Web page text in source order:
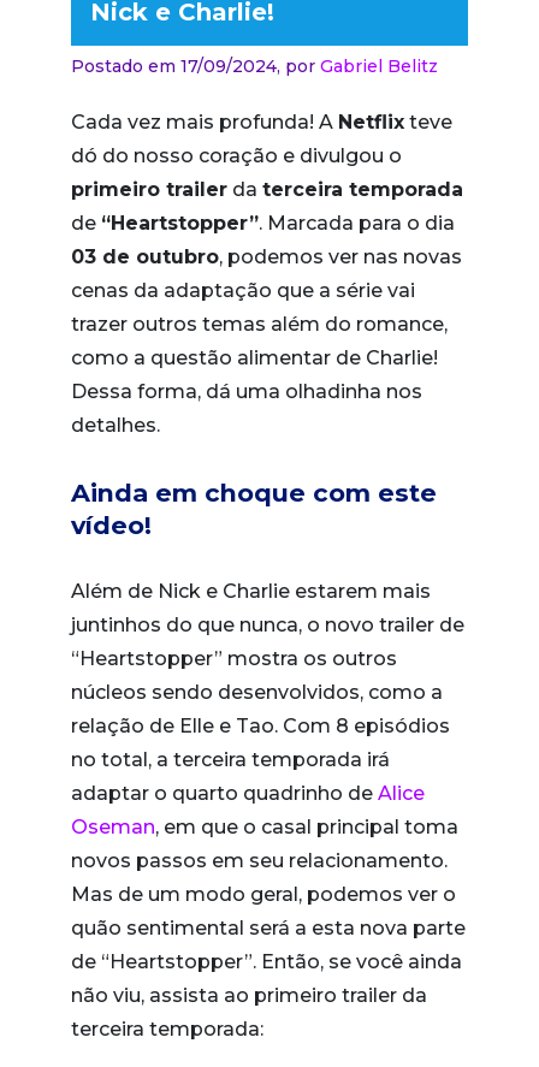
Nick e Charlie!
Postado em 17/09/2024, por Gabriel Belitz
Cada vez mais profunda! A Netflix teve
dó do nosso coração e divulgou o
primeiro trailer da terceira temporada
de “Heartstopper”. Marcada para o dia
03 de outubro, podemos ver nas novas
cenas da adaptação que a série vai
trazer outros temas além do romance,
como a questão alimentar de Charlie!
Dessa forma, dá uma olhadinha nos
detalhes.
Ainda em choque com este
vídeo!
Além de Nick e Charlie estarem mais
juntinhos do que nunca, o novo trailer de
“Heartstopper” mostra os outros
núcleos sendo desenvolvidos, como a
relação de Elle e Tao. Com 8 episódios
no total, a terceira temporada irá
adaptar o quarto quadrinho de Alice
Oseman, em que o casal principal toma
novos passos em seu relacionamento.
Mas de um modo geral, podemos ver o
quão sentimental será a esta nova parte
de “Heartstopper”. Então, se você ainda
não viu, assista ao primeiro trailer da
terceira temporada: